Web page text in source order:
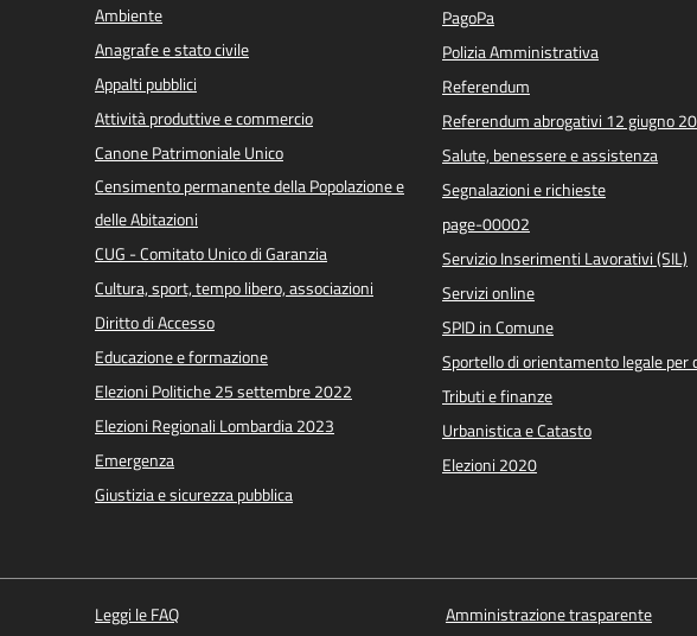
Ambiente
Anagrafe e stato civile
Appalti pubblici
Attività produttive e commercio
Canone Patrimoniale Unico
Censimento permanente della Popolazione e
delle Abitazioni
CUG - Comitato Unico di Garanzia
Cultura, sport, tempo libero, associazioni
Diritto di Accesso
Educazione e formazione
Elezioni Politiche 25 settembre 2022
Elezioni Regionali Lombardia 2023
Emergenza
Giustizia e sicurezza pubblica
PagoPa
Polizia Amministrativa
Referendum
Referendum abrogativi 12 giugno
Salute, benessere e assistenza
Segnalazioni e richieste
page-00002
Servizio Inserimenti Lavorativi (SIL)
Servizi online
SPID in Comune
Sportello di orientamento legale per
Tributi e finanze
Urbanistica e Catasto
Elezioni 2020
Leggi le FAQ
Amministrazione trasparente